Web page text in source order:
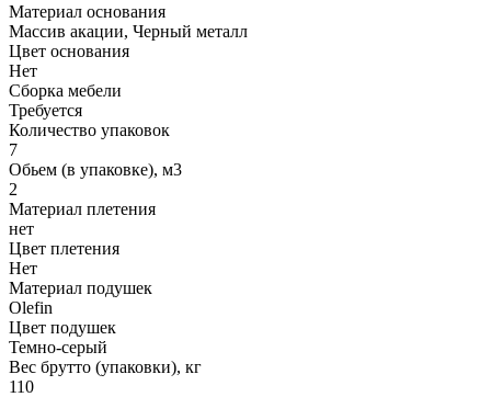
Материал основания
Массив акации, Черный металл
Цвет основания
Нет
Сборка мебели
Требуется
Количество упаковок
7
Обьем (в упаковке), м3
2
Материал плетения
нет
Цвет плетения
Нет
Материал подушек
Olefin
Цвет подушек
Темно-серый
Вес брутто (упаковки), кг
110